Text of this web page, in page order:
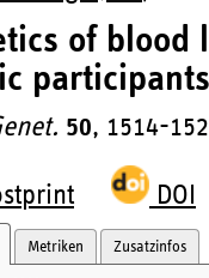
of
50, 1514-
DOI
Metriken Zusatzinfos